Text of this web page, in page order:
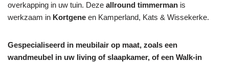
overkapping in uw tuin. Deze allround timmerman is
werkzaam in Kortgene en Kamperland, Kats & Wissekerke.
Gespecialiseerd in meubilair op maat, zoals een
wandmeubel in uw living of slaapkamer, of een Walk-in